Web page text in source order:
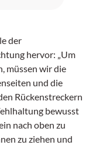
der
hervor: „Um
müssen wir die
und die
Rückenstreckern
bewusst
nach oben zu
zu ziehen und